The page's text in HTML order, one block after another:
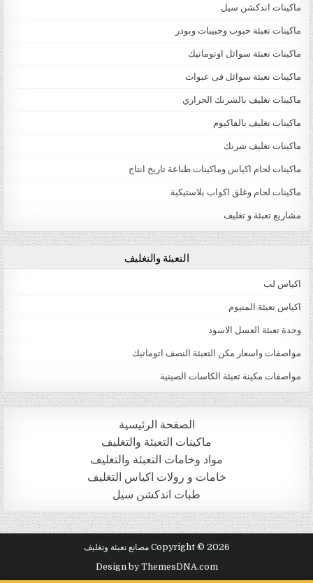
ماكينات اندكشن سيل
ماكينات تعبئة حبوب وحبيبات وبودر
ماكينات تعبئة سوائل اوتوماتيك
ماكينات تعبئة سوائل فى عبوات
ماكينات تغليف بالشرنك الحراري
ماكينات تغليف بالفاكيوم
ماكينات تغليف شرنك
ماكينات لحام اكياس وماكينات طباعة تاريخ انتاج
ماكينات لحام وغلق اكواب بلاستيكية
مشاريع تعبئة و تغليف
التعبئة والتغليف
اكياس لب
اكياس تعبئة المنيوم
وحدة تعبئة العسل الاسود
مواصفات واسعار مكن التعبئة النصف اتوماتيك
مواصفات مكينة تعبئة الكاسات الصينية
الصفحة الرئيسية
ماكينات التعبئة والتغليف
مواد وخامات التعبئة والتغليف
خامات و رولات اكياس التغليف
طبات اندكشن سيل
Copyright © 2026 مصانع تعبئة وتغليف
Design by ThemesDNA.com